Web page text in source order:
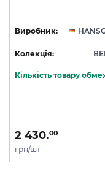
Виробник:
Колекція:
Кількість товару
2 430.00
грн/шт